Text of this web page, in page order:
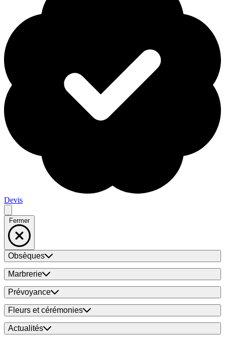
Devis
Fermer
Obsèques
Marbrerie
Prévoyance
Fleurs et cérémonies
Actualités